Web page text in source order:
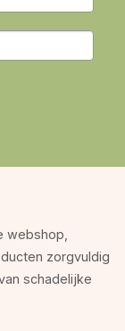
webshop,
zorgvuldig
schadelijke